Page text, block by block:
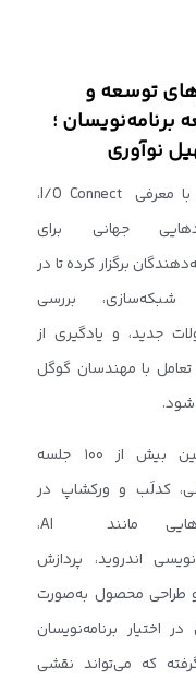
توسعه و
برنامه‌نویسان ؛
نوآوری
گوگل با معرفی I/O Connect،
جهانی برای
برگزار کرده تا در
شبکه‌سازی، بررسی
جدید، و یادگیری از
با مهندسان گوگل
شود.
همچنین بیش از ۱۰۰ جلسه
کدلَب و ورکشاپ در
زمینه‌هایی مانند AI،
اندروید، پردازش
طراحی محصول به‌صورت
در اختیار برنامه‌نویسان
که می‌تواند نقشی